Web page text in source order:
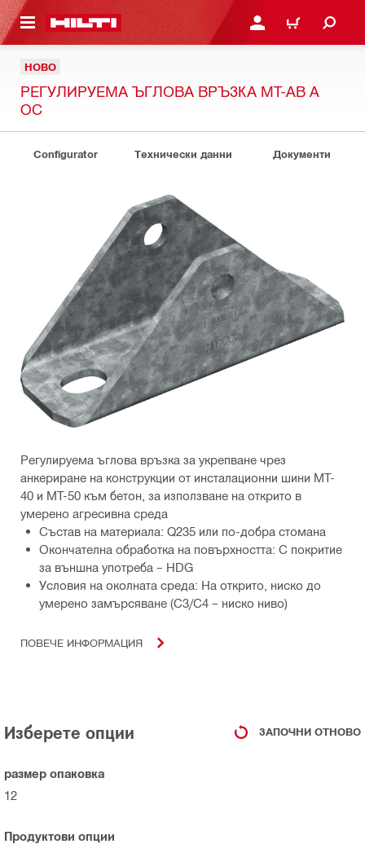
СЪДЪРЖАНИЕ ВЛЕЗ ИЛИ СЕ
КОЛИЧКА
НОВО
РЕГУЛИРУЕМА ЪГЛОВА ВРЪЗКА MT-AB A
OC
Configurator Технически данни Документи
Регулируема ъглова връзка за укрепване чрез
анкериране на конструкции от инсталационни шини MT-
40 и MT-50 към бетон, за използване на открито в
умерено агресивна среда
Състав на материала: Q235 или по-добра стомана
Окончателна обработка на повърхността: С покритие
за външна употреба – HDG
Условия на околната среда: На открито, ниско до
умерено замърсяване (C3/С4 – ниско ниво)
ПОВЕЧЕ ИНФОРМАЦИЯ
Изберете опции ЗАПОЧНИ ОТНОВО
размер опаковка
12
Продуктови опции